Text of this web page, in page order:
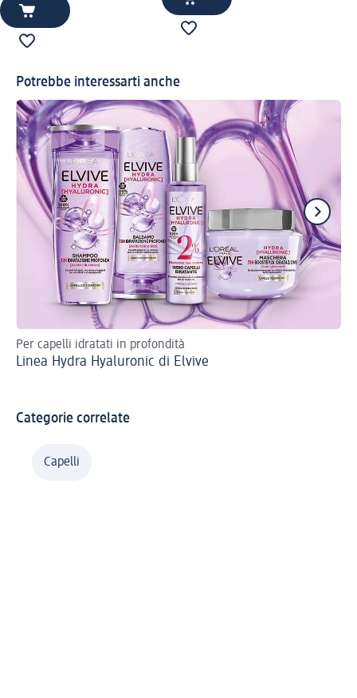
Potrebbe interessarti anche
Per capelli idratati in profondità
Linea Hydra Hyaluronic di Elvive
Categorie correlate
Capelli